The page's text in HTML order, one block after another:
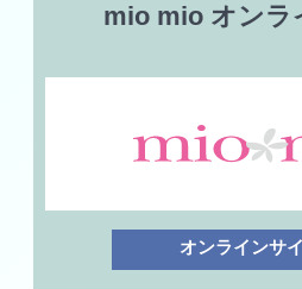
mio mio オンラ
オンラインサ